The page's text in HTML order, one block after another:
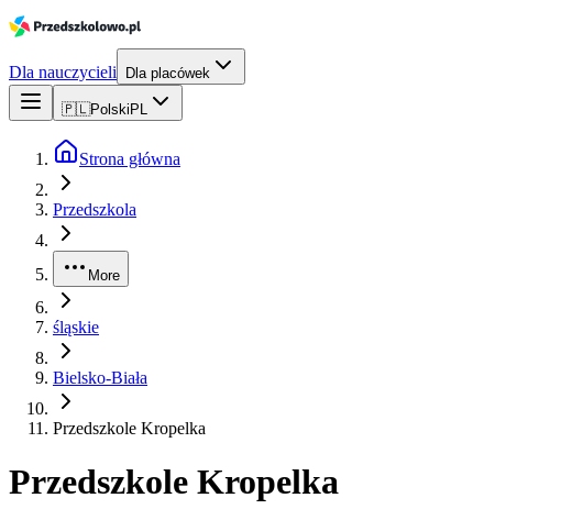
Dla nauczycieli Dla placówek
🇵🇱Polski PL
Strona główna
Przedszkola
More
śląskie
Bielsko-Biała
Przedszkole Kropelka
Przedszkole Kropelka